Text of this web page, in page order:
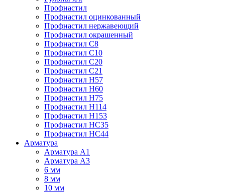
Профнастил
Профнастил оцинкованный
Профнастил нержавеющий
Профнастил окрашенный
Профнастил С8
Профнастил С10
Профнастил С20
Профнастил С21
Профнастил Н57
Профнастил Н60
Профнастил Н75
Профнастил Н114
Профнастил Н153
Профнастил НС35
Профнастил НС44
Арматура
Арматура А1
Арматура А3
6 мм
8 мм
10 мм